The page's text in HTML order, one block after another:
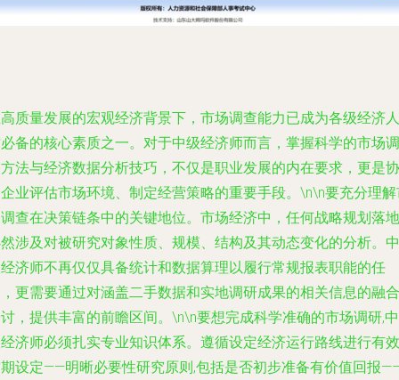
质量发展的宏观经济背景下，市场调查能力已成为各级经济人
备的核心素质之一。对于中级经济师而言，掌握科学的市场调
法与经济数据分析技巧，不仅是职业发展的内在要求，更是协
业评估市场环境、制定经营策略的重要手段。\n\n要充分理
查在决策链条中的关键地位。市场经济中，任何战略规划落地
涉及对被研究对象性质、规模、结构及其动态变化的分析。中
济师不再仅仅具备统计和数据算理以履行常规报表职能的任
更需要通过对涵盖二手数据和实地调研成果的相关信息的融合
，提供丰富的前瞻区间。\n\n要想完成科学准确的市场调研,中
济师必须扎实专业知识体系。遵循设定经济运行路线进行有效
设定——明晰必要性研究原则,包括是否初步准备有价值回报